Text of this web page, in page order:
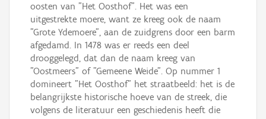
oosten van "Het Oosthof". Het was een
uitgestrekte moere, want ze kreeg ook de naam
"Grote Ydemoere", aan de zuidgrens door een barm
afgedamd. In 1478 was er reeds een deel
drooggelegd, dat dan de naam kreeg van
"Oostmeers" of "Gemeene Weide". Op nummer 1
domineert "Het Oosthof" het straatbeeld: het is de
belangrijkste historische hoeve van de streek, die
volgens de literatuur een geschiedenis heeft die